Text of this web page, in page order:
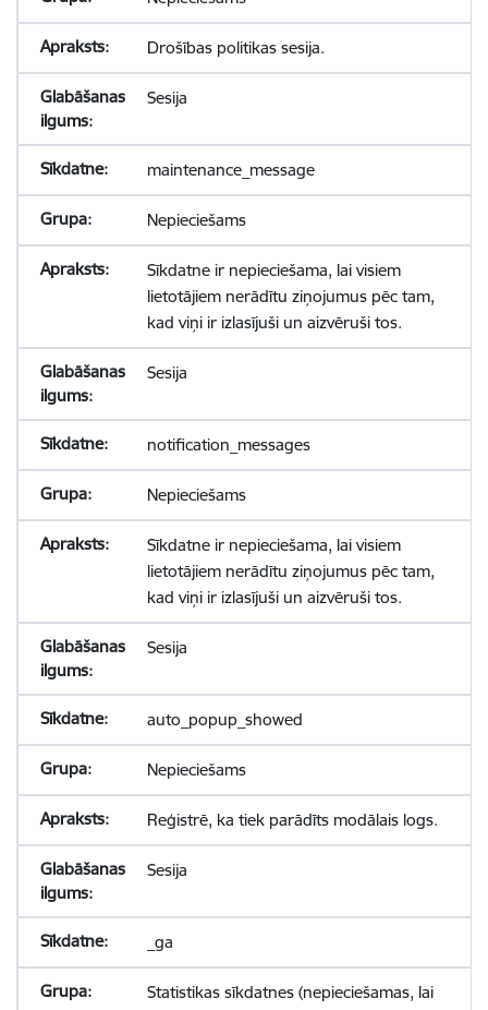
Drošības politikas sesija.
Sesija
maintenance_message
Nepieciešams
Sīkdatne ir nepieciešama, lai visiem
lietotājiem nerādītu ziņojumus pēc tam,
kad viņi ir izlasījuši un aizvēruši tos.
Sesija
notification_messages
Nepieciešams
Sīkdatne ir nepieciešama, lai visiem
lietotājiem nerādītu ziņojumus pēc tam,
kad viņi ir izlasījuši un aizvēruši tos.
Sesija
auto_popup_showed
Nepieciešams
Reģistrē, ka tiek parādīts modālais logs.
Sesija
_ga
Statistikas sīkdatnes (nepieciešamas, lai